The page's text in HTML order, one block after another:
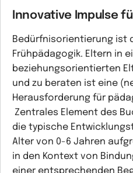
Innovative Impulse
Bedürfnisorientierung ist
Frühpädagogik. Eltern in
beziehungsorientierten
und zu beraten ist eine
Herausforderung für
Zentrales Element des
die typische
Alter von 0-6 Jahren
in den Kontext von
einer entsprechenden